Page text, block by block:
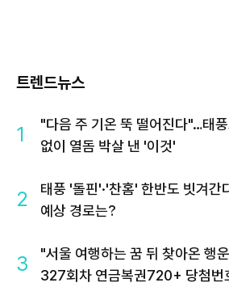
트렌드뉴스
1
"다음 주 기온 뚝 떨어진다"…태
없이 열돔 박살 낸 '이것'
2
태풍 '돌핀'·'찬홈' 한반도 빗겨간
예상 경로는?
3
"서울 여행하는 꿈 뒤 찾아온 행
327회차 연금복권720+ 당첨번